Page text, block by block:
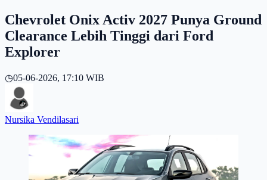
Chevrolet Onix Activ 2027 Punya Ground
Clearance Lebih Tinggi dari Ford
Explorer
◷05-06-2026, 17:10 WIB
Nursika Vendilasari